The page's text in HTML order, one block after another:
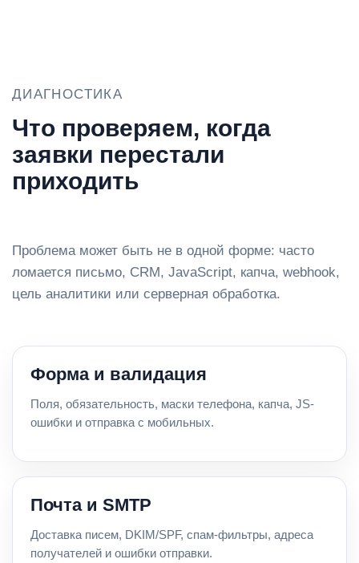
ДИАГНОСТИКА
Что проверяем, когда
заявки перестали
приходить
Проблема может быть не в одной форме: часто
ломается письмо, CRM, JavaScript, капча, webhook,
цель аналитики или серверная обработка.
Форма и валидация
Поля, обязательность, маски телефона, капча, JS-
ошибки и отправка с мобильных.
Почта и SMTP
Доставка писем, DKIM/SPF, спам-фильтры, адреса
получателей и ошибки отправки.